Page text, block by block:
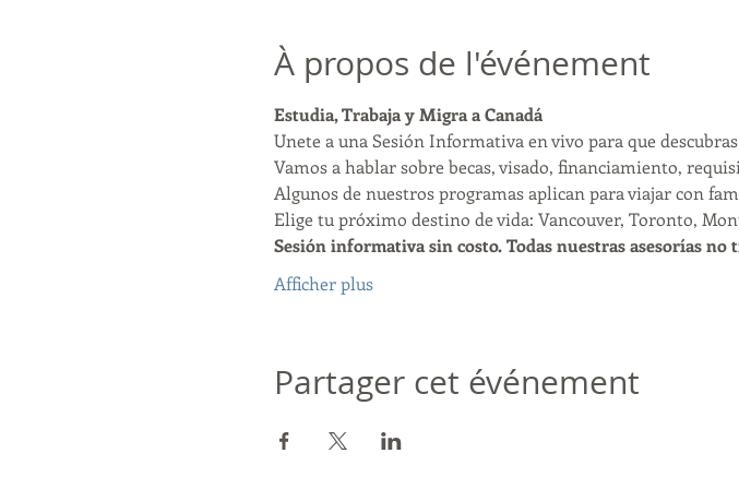
À propos de l'événement
Estudia, Trabaja y Migra a Canadá
Unete a una Sesión Informativa en vivo para que
Vamos a hablar sobre becas, visado, financiamiento,
Algunos de nuestros programas aplican para viajar con
Elige tu próximo destino de vida: Vancouver, Toronto,
Sesión informativa sin costo. Todas nuestras asesorías no
Afficher plus
Partager cet événement